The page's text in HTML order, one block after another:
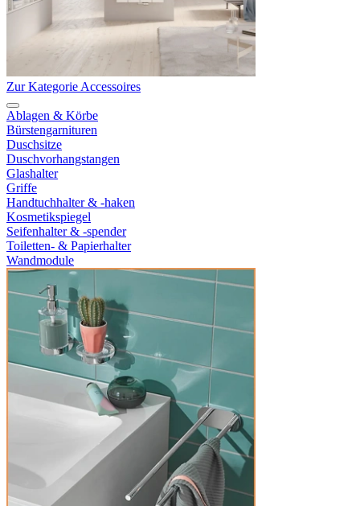
Zur Kategorie Accessoires
Ablagen & Körbe
Bürstengarnituren
Duschsitze
Duschvorhangstangen
Glashalter
Griffe
Handtuchhalter & -haken
Kosmetikspiegel
Seifenhalter & -spender
Toiletten- & Papierhalter
Wandmodule